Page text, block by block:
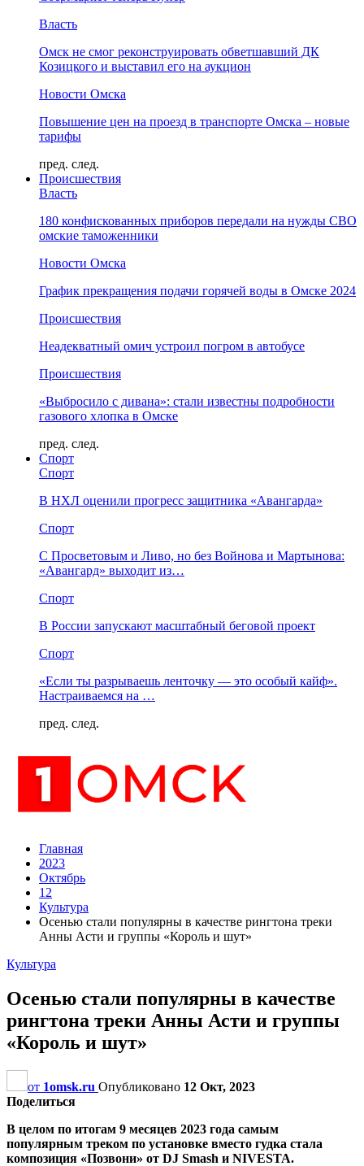
Власть
Омск не смог реконструировать обветшавший ДК
Козицкого и выставил его на аукцион
Новости Омска
Повышение цен на проезд в транспорте Омска – новые
тарифы
пред. след.
Происшествия
Власть
180 конфискованных приборов передали на нужды СВО
омские таможенники
Новости Омска
График прекращения подачи горячей воды в Омске 2024
Происшествия
Неадекватный омич устроил погром в автобусе
Происшествия
«Выбросило с дивана»: стали известны подробности
газового хлопка в Омске
пред. след.
Спорт
Спорт
В НХЛ оценили прогресс защитника «Авангарда»
Спорт
С Просветовым и Ливо, но без Войнова и Мартынова:
«Авангард» выходит из…
Спорт
В России запускают масштабный беговой проект
Спорт
«Если ты разрываешь ленточку — это особый кайф».
Настраиваемся на …
пред. след.
Главная
2023
Октябрь
12
Культура
Осенью стали популярны в качестве рингтона треки
Анны Асти и группы «Король и шут»
Культура
Осенью стали популярны в качестве
рингтона треки Анны Асти и группы
«Король и шут»
от 1omsk.ru Опубликовано 12 Окт, 2023
Поделиться
В целом по итогам 9 месяцев 2023 года самым
популярным треком по установке вместо гудка стала
композиция «Позвони» от DJ Smash и NIVESTA.